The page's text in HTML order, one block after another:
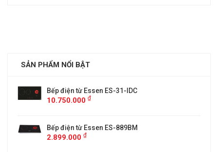
SẢN PHẨM NỔI BẬT
Bếp điện từ Essen ES-31-IDC
10.750.000 ₫
Bếp điện từ Essen ES-889BM
2.899.000 ₫